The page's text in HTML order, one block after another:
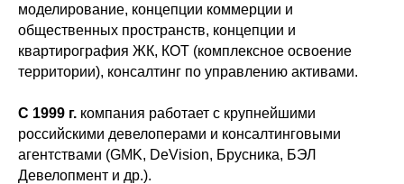
моделирование, концепции коммерции и
общественных пространств, концепции и
квартирография ЖК, КОТ (комплексное освоение
территории), консалтинг по управлению активами.
С 1999 г. компания работает с крупнейшими
российскими девелоперами и консалтинговыми
агентствами (GMK, DeVision, Брусника, БЭЛ
Девелопмент и др.).